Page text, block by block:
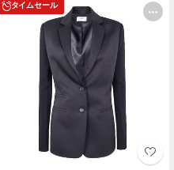
タイムセール